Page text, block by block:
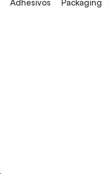
Adhesivos Packaging